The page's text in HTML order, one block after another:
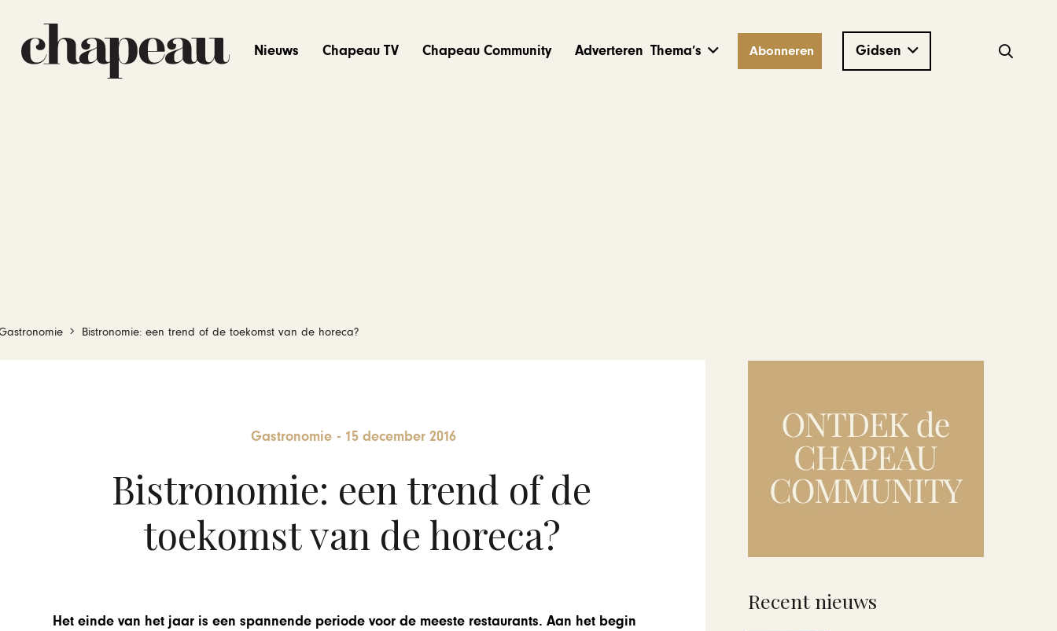
Nieuws Chapeau TV Chapeau Community Adverteren Thema’s Abonneren Gidsen
Bistronomie: een trend of de toekomst van de horeca?
Gastronomie - 15 december 2016
Bistronomie: een trend of de
toekomst van de horeca?
Het einde van het jaar is een spannende periode voor de meeste restaurants. Aan het begin
Recent nieuws